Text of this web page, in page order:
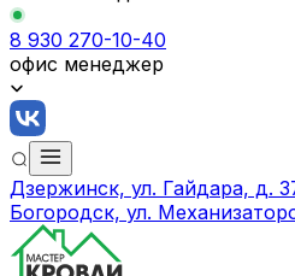
8 930 270-10-40
офис менеджер
Дзержинск, ул. Гайдара, д.
Богородск, ул.